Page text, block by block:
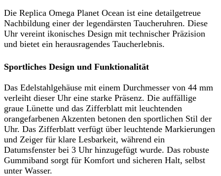
Die Replica Omega Planet Ocean ist eine detailgetreue
Nachbildung einer der legendärsten Taucheruhren. Diese
Uhr vereint ikonisches Design mit technischer Präzision
und bietet ein herausragendes Taucherlebnis.
Sportliches Design und Funktionalität
Das Edelstahlgehäuse mit einem Durchmesser von 44 mm
verleiht dieser Uhr eine starke Präsenz. Die auffällige
graue Lünette und das Zifferblatt mit leuchtenden
orangefarbenen Akzenten betonen den sportlichen Stil der
Uhr. Das Zifferblatt verfügt über leuchtende Markierungen
und Zeiger für klare Lesbarkeit, während ein
Datumsfenster bei 3 Uhr hinzugefügt wurde. Das robuste
Gummiband sorgt für Komfort und sicheren Halt, selbst
unter Wasser.